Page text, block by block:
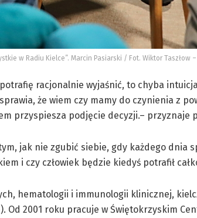
w Radiu Kielce”. Marcin Pasiarski / Fot. Wiktor Taszłow
racjonalnie wyjaśnić, to chyba
że wiem czy mamy do czynienia z
przyspiesza podjęcie decyzji.– przyznaje
jak nie zgubić siebie, gdy każdego dnia
i czy człowiek będzie kiedyś potrafił
hematologii i immunologii klinicznej,
2001 roku pracuje w Świętokrzyskim